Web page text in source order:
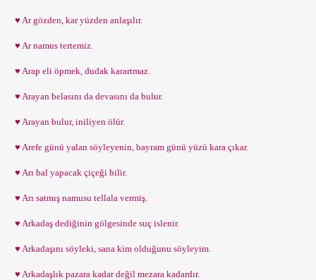
♥ Ar gözden, kar yüzden anlaşılır.
♥ Ar namus tertemiz.
♥ Arap eli öpmek, dudak karartmaz.
♥ Arayan belasını da devasını da bulur.
♥ Arayan bulur, iniliyen ölür.
♥ Arefe günü yalan söyleyenin, bayram günü yüzü kara çıkar.
♥ Arı bal yapacak çiçeği bilir.
♥ Arı satmış namusu tellala vermiş.
♥ Arkadaş dediğinin gölgesinde suç islenir.
♥ Arkadaşını söyleki, sana kim olduğunu söyleyim.
♥ Arkadaşlık pazara kadar değil mezara kadardır.